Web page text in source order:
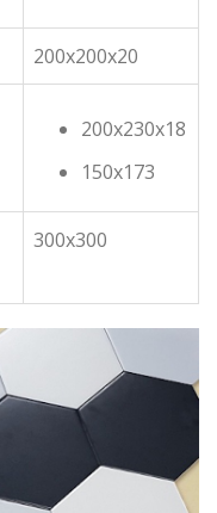
200x200x20
200x230x18
150x173
300x300